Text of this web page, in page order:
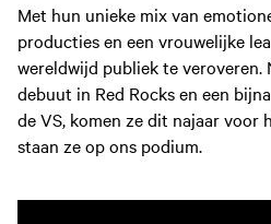
Met hun unieke mix van
producties en een vrouwelijke
wereldwijd publiek te veroveren.
debuut in Red Rocks en een
de VS, komen ze dit najaar voor
staan ze op ons podium.